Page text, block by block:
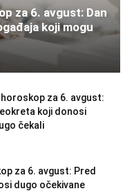
za 6. avgust: Dan
koji mogu
horoskop za 6. avgust:
koji donosi
čekali
za 6. avgust: Pred
dugo očekivane